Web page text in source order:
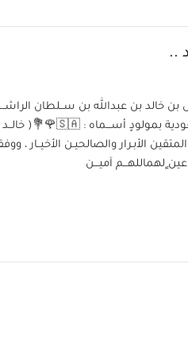
..
خالد بن عبدالله بن ســلطان
الأبـرار والصالحيـن الأخيــار ،
ٍلهماللهـــم آميـــن